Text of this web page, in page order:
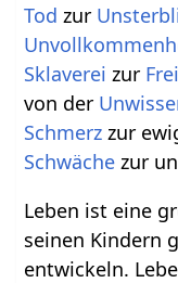
Tod zur
Sklaverei zur
von der
Schmerz zur
Schwäche zur
Leben ist eine
seinen Kindern
entwickeln.